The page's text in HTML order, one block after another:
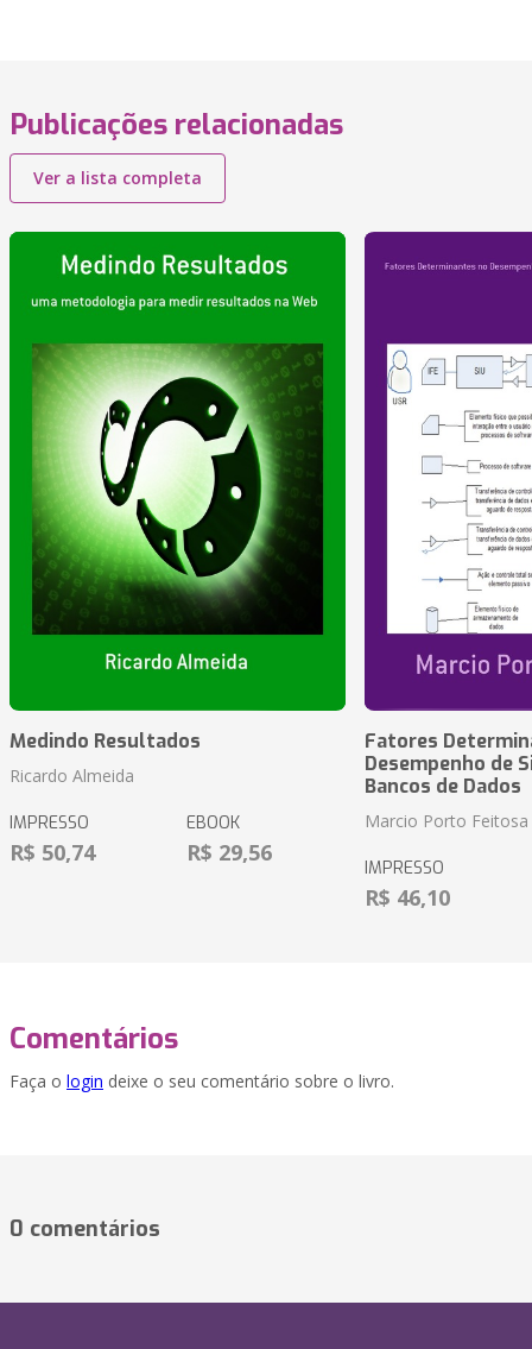
Publicações relacionadas
Ver a lista completa
Medindo Resultados
Ricardo Almeida
IMPRESSO
R$ 50,74
EBOOK
R$ 29,56
Fatores
Desempenho de
Bancos de Dados
Marcio Porto Feitosa
IMPRESSO
R$ 46,10
Comentários
Faça o login deixe o seu comentário sobre o livro.
0 comentários